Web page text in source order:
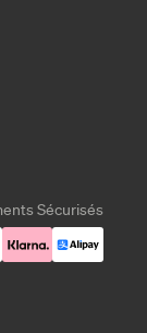
Sécurisés